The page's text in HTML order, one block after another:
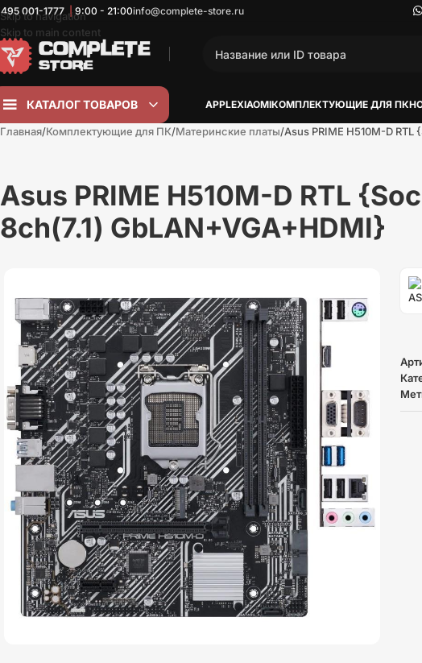
Skip to navigation
Skip to main content
001-1777 | 9:00 - 21:00info@complete-store.ru
КАТАЛОГ ТОВАРОВ APPLEXIAOMIКОМПЛЕКТУЮЩИЕ ДЛЯ ПК
Главная Комплектующие для ПК Материнские платы Asus PRIME H510M-D RTL
Asus PRIME H510M-D RTL
8ch(7.1) GbLAN+VGA+HDMI}